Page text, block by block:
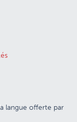
langue offerte par